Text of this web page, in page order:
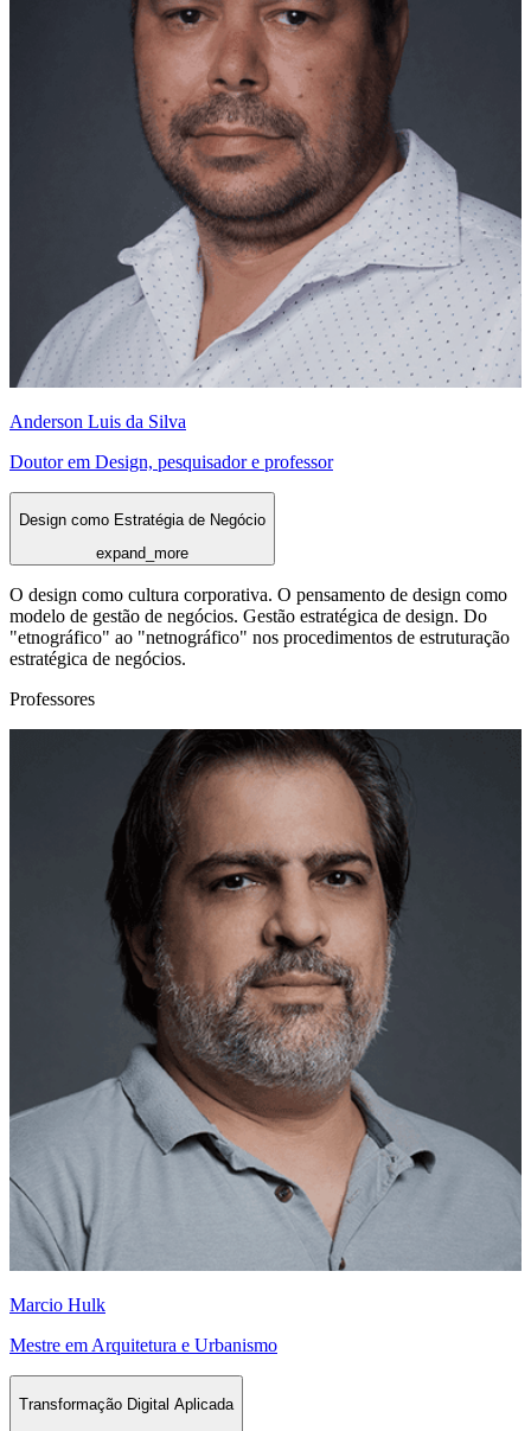
Anderson Luis da Silva
Doutor em Design, pesquisador e professor
Design como Estratégia de Negócio
expand_more
O design como cultura corporativa. O pensamento de design como
modelo de gestão de negócios. Gestão estratégica de design. Do
"etnográfico" ao "netnográfico" nos procedimentos de estruturação
estratégica de negócios.
Professores
Marcio Hulk
Mestre em Arquitetura e Urbanismo
Transformação Digital Aplicada